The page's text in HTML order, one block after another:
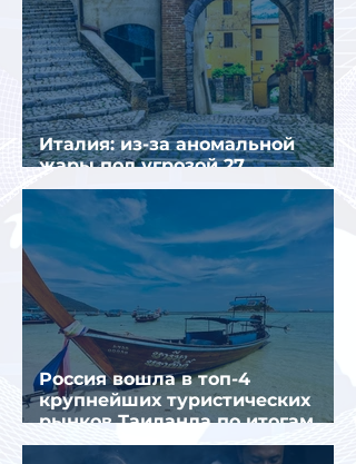
Италия: из-за аномальной
жары под угрозой 27
крупнейших городов
Россия вошла в топ-4
крупнейших туристических
рынков Таиланда по итогам
семи месяцев 2026 года